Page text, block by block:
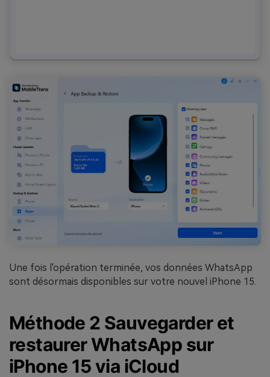
Une fois l'opération terminée, vos données WhatsApp
sont désormais disponibles sur votre nouvel iPhone 15.
Méthode 2 Sauvegarder et
restaurer WhatsApp sur
iPhone 15 via iCloud